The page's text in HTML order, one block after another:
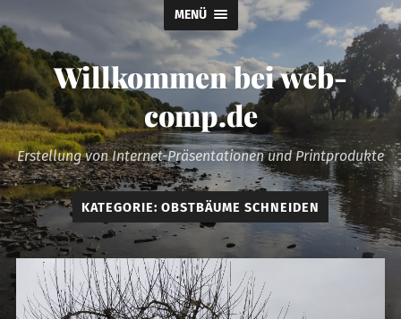
MENÜ
Willkommen bei web-
comp.de
Erstellung von Internet-Präsentationen und Printprodukte
KATEGORIE: OBSTBÄUME SCHNEIDEN